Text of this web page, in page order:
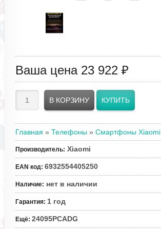
Ваша цена 23 922 ₽
Главная » Телефоны » Смартфоны Xiaomi
Производитель: Xiaomi
EAN код: 6932554405250
Наличие: нет в наличии
Гарантия: 1 год
Ещё: 24095PCADG